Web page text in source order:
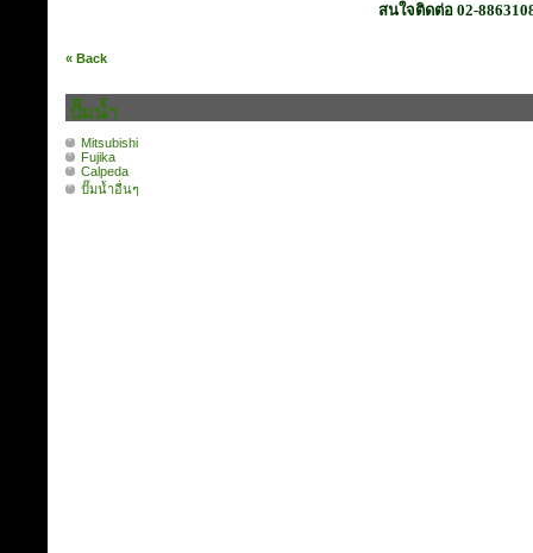
สนใจติดต่อ 02-
« Back
ปั๊มน้ำ
Mitsubishi
Fujika
Calpeda
ปั๊มน้ำอื่นๆ